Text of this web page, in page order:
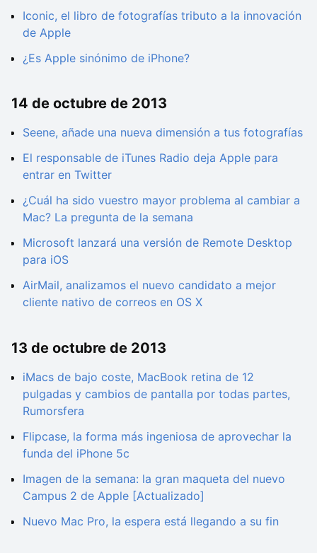
Iconic, el libro de fotografías tributo a la innovación
de Apple
¿Es Apple sinónimo de iPhone?
14 de octubre de 2013
Seene, añade una nueva dimensión a tus fotografías
El responsable de iTunes Radio deja Apple para
entrar en Twitter
¿Cuál ha sido vuestro mayor problema al cambiar a
Mac? La pregunta de la semana
Microsoft lanzará una versión de Remote Desktop
para iOS
AirMail, analizamos el nuevo candidato a mejor
cliente nativo de correos en OS X
13 de octubre de 2013
iMacs de bajo coste, MacBook retina de 12
pulgadas y cambios de pantalla por todas partes,
Rumorsfera
Flipcase, la forma más ingeniosa de aprovechar la
funda del iPhone 5c
Imagen de la semana: la gran maqueta del nuevo
Campus 2 de Apple [Actualizado]
Nuevo Mac Pro, la espera está llegando a su fin